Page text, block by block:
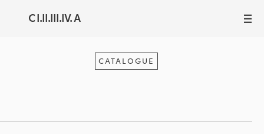
C I.II.III.IV. A III
CATALOGUE